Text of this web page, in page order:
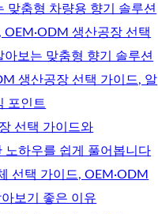
맞춤형 차량용 향기 솔루션
OEM·ODM 생산공장 선택
아보는 맞춤형 향기 솔루션
생산공장 선택 가이드, 알
포인트
선택 가이드와
노하우를 쉽게 풀어봅니다
선택 가이드, OEM·ODM
보기 좋은 이유